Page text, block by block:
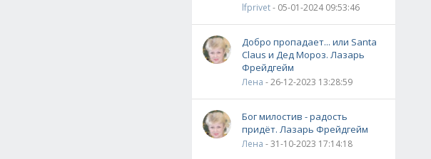
lfprivet- 05-01-2024 09:53:46
Добро пропадает... или Santa
Claus и Дед Мороз. Лазарь
Фрейдгейм
Лена - 26-12-2023 13:28:59
Бог милостив - радость
придёт. Лазарь Фрейдгейм
Лена - 31-10-2023 17:14:18